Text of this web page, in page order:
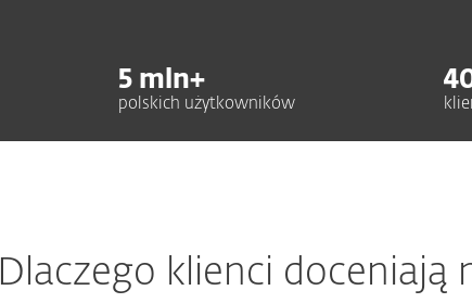
5 mln+
polskich użytkowników
Dlaczego klienci doceniają